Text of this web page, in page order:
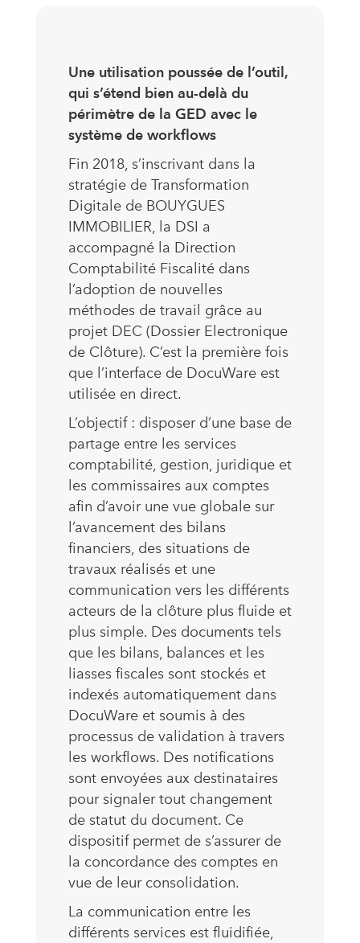
Une utilisation poussée de l’outil,
qui s’étend bien au-delà du
périmètre de la GED avec le
système de workflows
Fin 2018, s’inscrivant dans la
stratégie de Transformation
Digitale de BOUYGUES
IMMOBILIER, la DSI a
accompagné la Direction
Comptabilité Fiscalité dans
l’adoption de nouvelles
méthodes de travail grâce au
projet DEC (Dossier Electronique
de Clôture). C’est la première fois
que l’interface de DocuWare est
utilisée en direct.
L’objectif : disposer d’une base de
partage entre les services
comptabilité, gestion, juridique et
les commissaires aux comptes
afin d’avoir une vue globale sur
l’avancement des bilans
financiers, des situations de
travaux réalisés et une
communication vers les différents
acteurs de la clôture plus fluide et
plus simple. Des documents tels
que les bilans, balances et les
liasses fiscales sont stockés et
indexés automatiquement dans
DocuWare et soumis à des
processus de validation à travers
les workflows. Des notifications
sont envoyées aux destinataires
pour signaler tout changement
de statut du document. Ce
dispositif permet de s’assurer de
la concordance des comptes en
vue de leur consolidation.
La communication entre les
différents services est fluidifiée,